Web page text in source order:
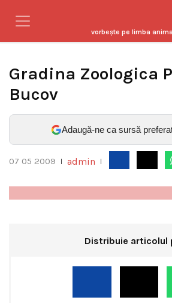
vorbeşte pe limba
Gradina Zoologica
Bucov
Adaugă-ne ca sursă
07 05 2009 admin
Distribuie articolul